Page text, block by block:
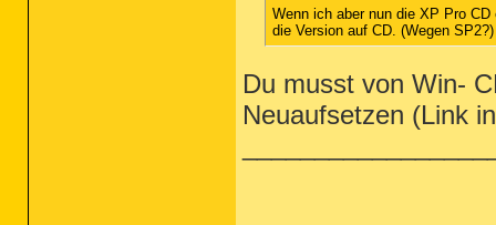
Wenn ich aber nun die XP Pro
die Version auf CD. (Wegen SP2?)
Du musst von Win-
Neuaufsetzen (Link